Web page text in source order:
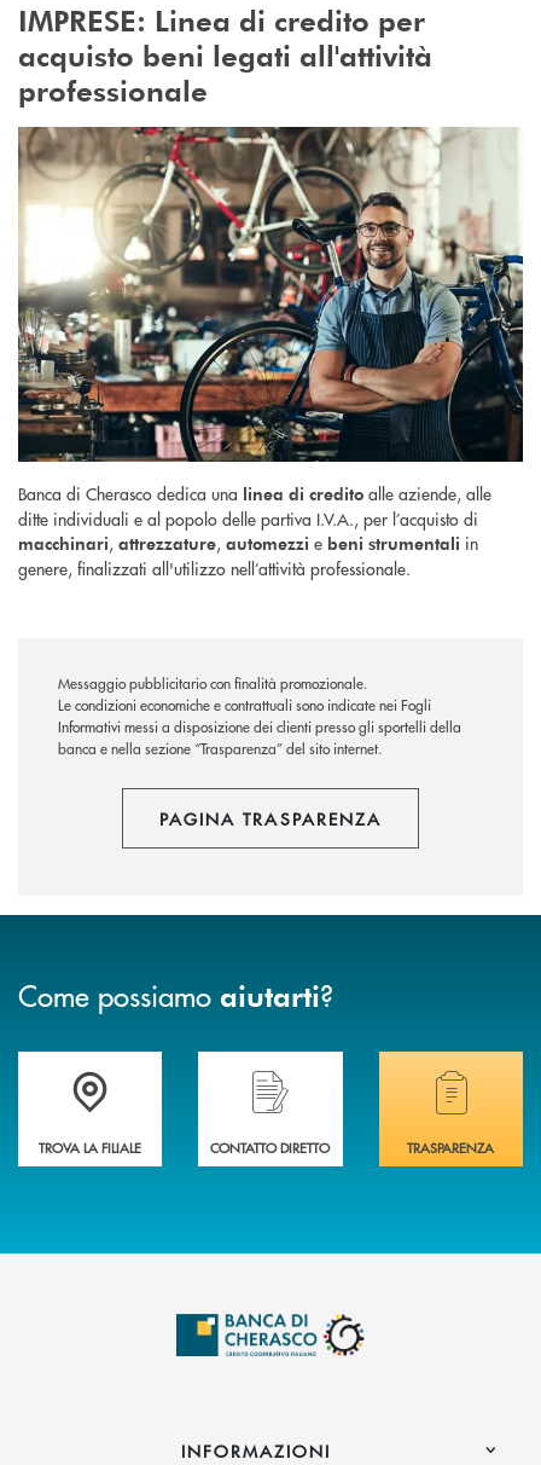
IMPRESE: Linea di credito per
acquisto beni legati all'attività
professionale
Banca di Cherasco dedica una linea di credito alle aziende, alle
ditte individuali e al popolo delle partiva I.V.A., per l’acquisto di
macchinari, attrezzature, automezzi e beni strumentali in
genere, finalizzati all'utilizzo nell’attività professionale.
Messaggio pubblicitario con finalità promozionale.
Le condizioni economiche e contrattuali sono indicate nei Fogli
Informativi messi a disposizione dei clienti presso gli sportelli della
banca e nella sezione “Trasparenza” del sito internet.
PAGINA TRASPARENZA
Come possiamo aiutarti?
Accedi all' elenco completo delle filiali .
TROVA LA FILIALE
Hai bisogno di assistenza immediata?
CONTATTO DIRETTO
Hai bisogno di
TRASPARENZA
INFORMAZIONI